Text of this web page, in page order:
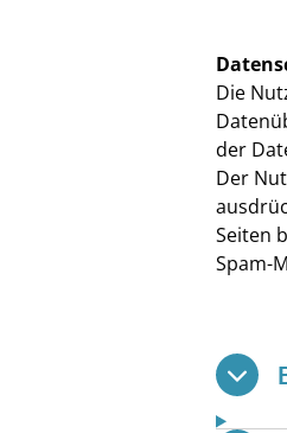
Die
der
Der
Seiten
Spam-